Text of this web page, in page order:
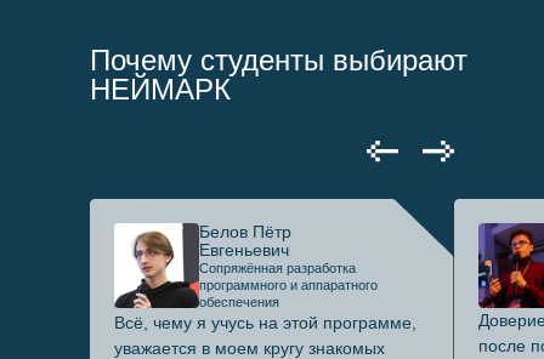
Белов Пётр
Евгеньевич
Сопряжённая разработка
программного и аппаратного
обеспечения
Всё, чему я учусь на этой программе,
уважается в моем кругу знакомых
после
Почему студенты выбирают
НЕЙМАРК